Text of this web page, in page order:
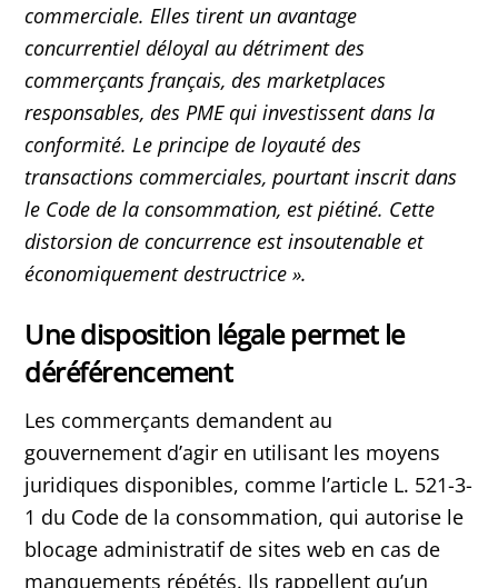
commerciale. Elles tirent un avantage
concurrentiel déloyal au détriment des
commerçants français, des marketplaces
responsables, des PME qui investissent dans la
conformité. Le principe de loyauté des
transactions commerciales, pourtant inscrit dans
le Code de la consommation, est piétiné. Cette
distorsion de concurrence est insoutenable et
économiquement destructrice».
Une disposition légale permet le
déréférencement
Les commerçants demandent au
gouvernement d’agir en utilisant les moyens
juridiques disponibles, comme l’article L. 521-3-
1 du Code de la consommation, qui autorise le
blocage administratif de sites web en cas de
manquements répétés. Ils rappellent qu’un